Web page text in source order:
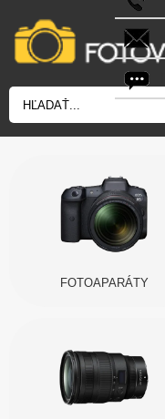
FOTOAPARÁTY